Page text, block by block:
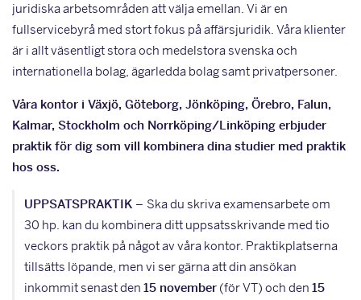
juridiska arbetsområden att välja emellan. Vi är en
fullservicebyrå med stort fokus på affärsjuridik. Våra klienter
är i allt väsentligt stora och medelstora svenska och
internationella bolag, ägarledda bolag samt privatpersoner.
Våra kontor i Växjö, Göteborg, Jönköping, Örebro, Falun,
Kalmar, Stockholm och Norrköping/Linköping erbjuder
praktik för dig som vill kombinera dina studier med praktik
hos oss.
UPPSATSPRAKTIK – Ska du skriva examensarbete om
30 hp. kan du kombinera ditt uppsatsskrivande med tio
veckors praktik på något av våra kontor. Praktikplatserna
tillsätts löpande, men vi ser gärna att din ansökan
inkommit senast den 15 november (för VT) och den 15